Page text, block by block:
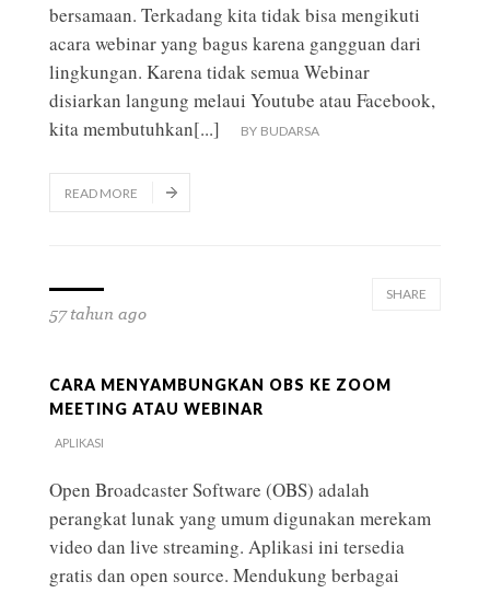
bersamaan. Terkadang kita tidak bisa mengikuti
acara webinar yang bagus karena gangguan dari
lingkungan. Karena tidak semua Webinar
disiarkan langung melaui Youtube atau Facebook,
kita membutuhkan[...] BY BUDARSA
READ MORE
57 tahun ago
SHARE
CARA MENYAMBUNGKAN OBS KE ZOOM
MEETING ATAU WEBINAR
APLIKASI
Open Broadcaster Software (OBS) adalah
perangkat lunak yang umum digunakan merekam
video dan live streaming. Aplikasi ini tersedia
gratis dan open source. Mendukung berbagai